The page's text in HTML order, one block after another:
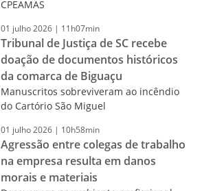
CPEAMAS
01 julho2026 | 11h07min
Tribunal de Justiça de SC recebe
doação de documentos históricos
da comarca de Biguaçu
Manuscritos sobreviveram ao incêndio
do Cartório São Miguel
01 julho2026 | 10h58min
Agressão entre colegas de trabalho
na empresa resulta em danos
morais e materiais